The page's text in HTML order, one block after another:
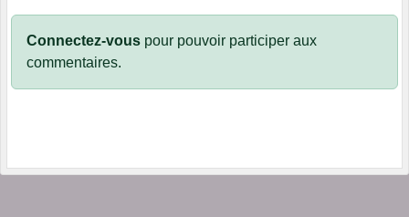
Connectez-vous pour pouvoir participer aux
commentaires.